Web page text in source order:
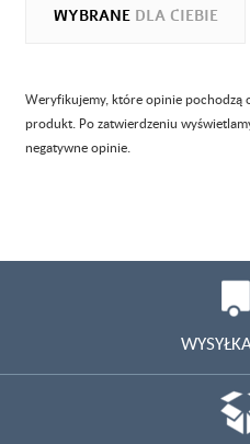
WYBRANEDLA CIEBIE
Weryfikujemy, które opinie pochodzą
produkt. Po zatwierdzeniu
negatywne opinie.